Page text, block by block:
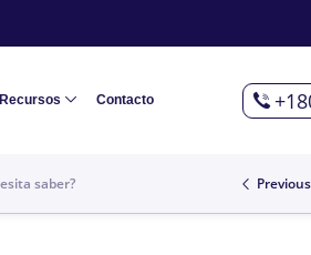
Recursos Contacto
saber?